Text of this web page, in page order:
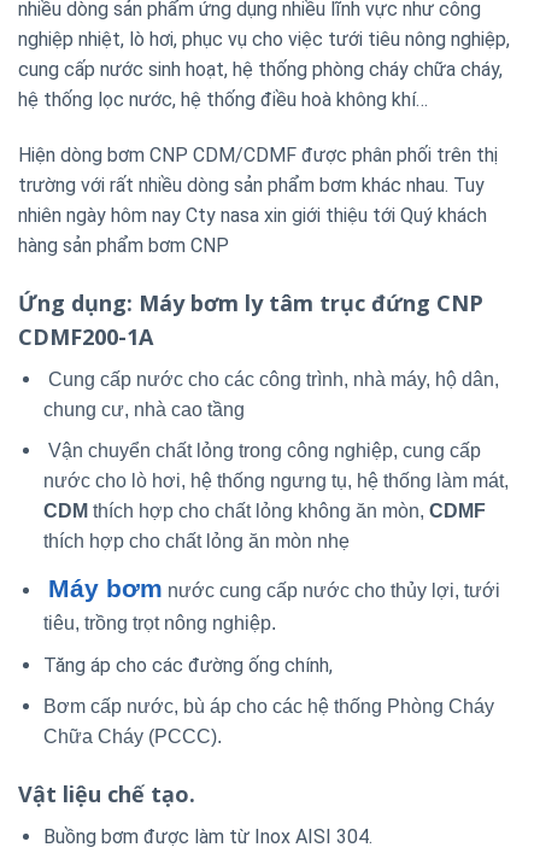
nhiều dòng sản phẩm ứng dụng nhiều lĩnh vực như công
nghiệp nhiệt, lò hơi, phục vụ cho việc tưới tiêu nông nghiệp,
cung cấp nước sinh hoạt, hệ thống phòng cháy chữa cháy,
hệ thống lọc nước, hệ thống điều hoà không khí…
Hiện dòng bơm CNP CDM/CDMF được phân phối trên thị
trường với rất nhiều dòng sản phẩm bơm khác nhau. Tuy
nhiên ngày hôm nay Cty nasa xin giới thiệu tới Quý khách
hàng sản phẩm bơm CNP
Ứng dụng: Máy bơm ly tâm trục đứng CNP
CDMF200-1A
Cung cấp nước cho các công trình, nhà máy, hộ dân,
chung cư, nhà cao tầng
Vận chuyển chất lỏng trong công nghiệp, cung cấp
nước cho lò hơi, hệ thống ngưng tụ, hệ thống làm mát,
CDM thích hợp cho chất lỏng không ăn mòn, CDMF
thích hợp cho chất lỏng ăn mòn nhẹ
Máy bơm nước cung cấp nước cho thủy lợi, tưới
tiêu, trồng trọt nông nghiệp.
Tăng áp cho các đường ống chính,
Bơm cấp nước, bù áp cho các hệ thống Phòng Cháy
Chữa Cháy (PCCC).
Vật liệu chế tạo.
Buồng bơm được làm từ Inox AISI 304.